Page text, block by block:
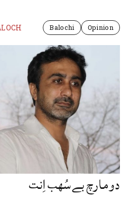
Balochi Opinion
دو مارچ بےسُهب‌ اِنت